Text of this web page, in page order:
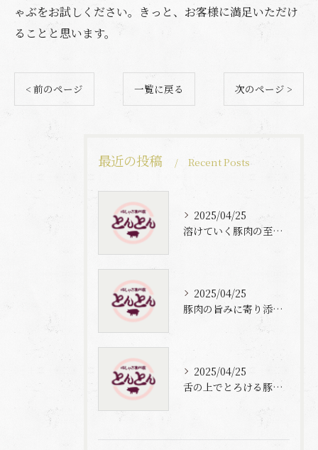
ゃぶをお試しください。きっと、お客様に満足いただけ
ることと思います。
< 前のページ 一覧に戻る 次のページ >
最近の投稿 Recent Posts
2025/04/25
溶けていく豚肉の至福体験
2025/04/25
豚肉の旨みに寄り添う自家製梅出汁の魅力
2025/04/25
舌の上でとろける豚肉と自家製梅出汁の魅力